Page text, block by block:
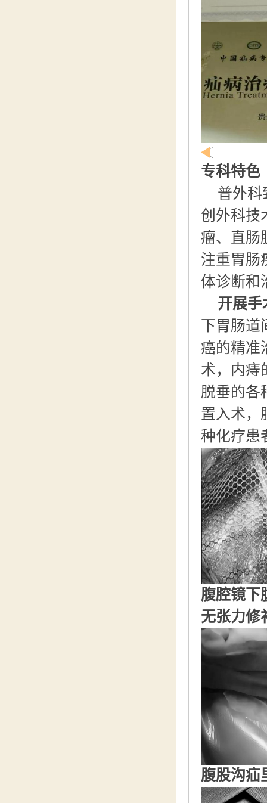
专科特色
普外科
创外科技
瘤、直肠
注重胃肠
体诊断和
开展手
下胃肠道
癌的精准
术，内痔
脱垂的各
置入术，
种化疗患
腹腔镜下
无张力修
腹股沟疝